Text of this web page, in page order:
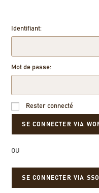
Identifiant:
Mot de passe:
Rester connecté
OU
SE CONNECTER VIA SSO